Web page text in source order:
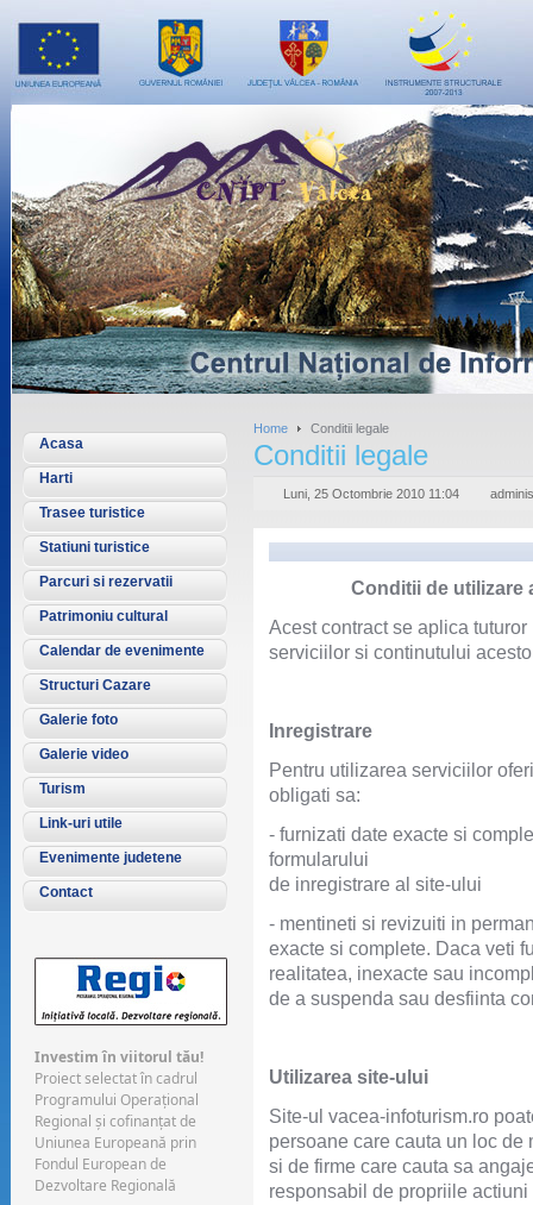
Home Conditii legale
Conditii legale
Luni, 25 Octombrie 2010 11:04
Conditii de utilizare
Acest contract se aplica
serviciilor si continutului
Inregistrare
Pentru utilizarea serviciilor
obligati sa:
- furnizati date exacte si
formularului
de inregistrare al site-ului
- mentineti si revizuiti in
exacte si complete. Daca veti
realitatea, inexacte sau
de a suspenda sau desfiinta
Utilizarea site-ului
Site-ul vacea-infoturism.ro
persoane care cauta un loc
si de firme care cauta sa
responsabil de propriile
Acasa
Harti
Trasee turistice
Statiuni turistice
Parcuri si rezervatii
Patrimoniu cultural
Calendar de evenimente
Structuri Cazare
Galerie foto
Galerie video
Turism
Link-uri utile
Evenimente judetene
Contact
Investim în viitorul tău!
Proiect selectat în cadrul
Programului Operaţional
Regional şi cofinanţat de
Uniunea Europeană prin
Fondul European de
Dezvoltare Regională